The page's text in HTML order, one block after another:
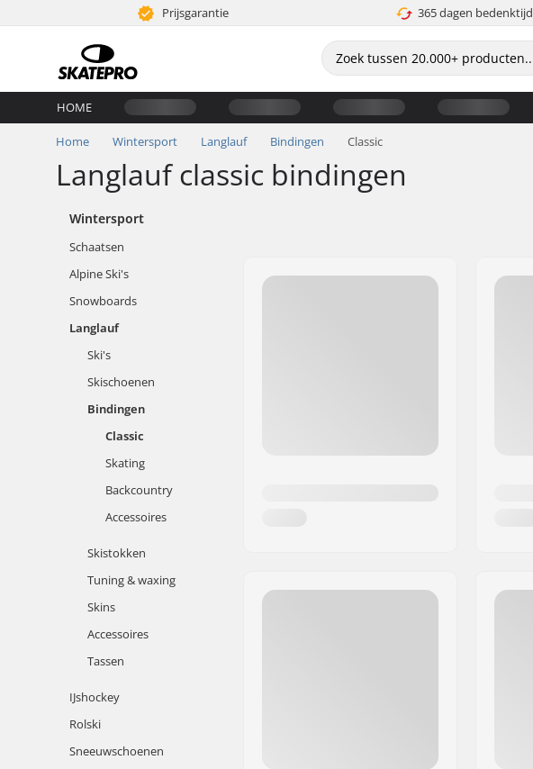
Prijsgarantie 365 dagen bedenktijd
HOME
Home Wintersport Langlauf Bindingen Classic
Langlauf classic bindingen
Wintersport
Schaatsen
Alpine Ski's
Snowboards
Langlauf
Ski's
Skischoenen
Bindingen
Classic
Skating
Backcountry
Accessoires
Skistokken
Tuning & waxing
Skins
Accessoires
Tassen
IJshockey
Rolski
Sneeuwschoenen